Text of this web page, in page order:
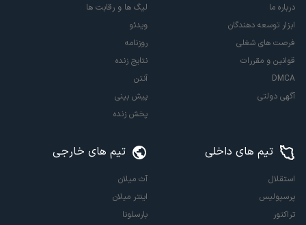
درباره ما
ابزار توسعه دهندگان
فرصت های شغلی
قوانین و مقررات
DMCA
آگهی دولتی
لیگ ها و رقابت ها
ویدئو
روزنامه
نتایج زنده
آنتن
پیش بینی
پخش زنده
تیم های داخلی
استقلال
پرسپولیس
تراکتور
تیم های خارجی
آث میلان
اینتر میلان
بارسلونا